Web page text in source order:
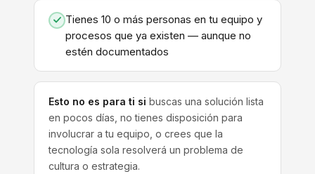
Tienes 10 o más personas en tu equipo y
procesos que ya existen — aunque no
estén documentados
Esto no es para ti si buscas una solución lista
en pocos días, no tienes disposición para
involucrar a tu equipo, o crees que la
tecnología sola resolverá un problema de
cultura o estrategia.